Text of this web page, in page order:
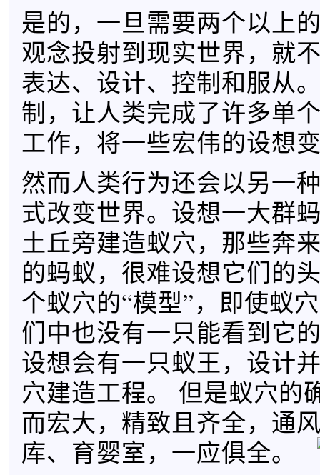
是的，一旦需要两个以上
观念投射到现实世界，就
表达、设计、控制和服从
制，让人类完成了许多单
工作，将一些宏伟的设想
然而人类行为还会以另一
式改变世界。设想一大群
土丘旁建造蚁穴，那些奔
的蚂蚁，很难设想它们的
个蚁穴的“模型”，即使蚁
们中也没有一只能看到它
设想会有一只蚁王，设计
穴建造工程。 但是蚁穴的
而宏大，精致且齐全，通
库、育婴室，一应俱全。